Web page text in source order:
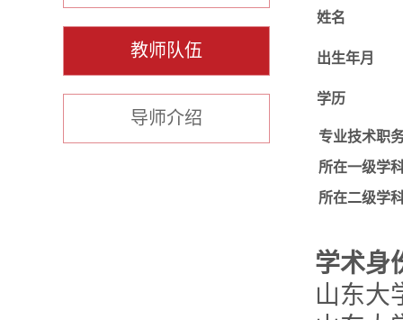
教师队伍
导师介绍
姓名
出生年月
学历
专业技术职
所在一级学
所在二级学
学术身
山东大